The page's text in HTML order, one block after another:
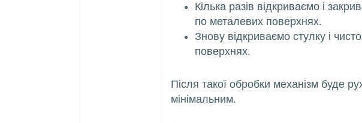
Кілька разів відкриваємо і
по металевих поверхнях.
Знову відкриваємо стулку і
поверхнях.
Після такої обробки механізм буде
мінімальним.